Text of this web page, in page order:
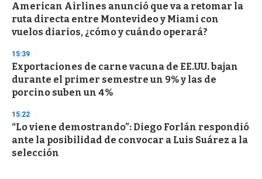
American Airlines anunció que va a retomar la
ruta directa entre Montevideo y Miami con
vuelos diarios, ¿cómo y cuándo operará?
15:39
Exportaciones de carne vacuna de EE.UU. bajan
durante el primer semestre un 9% y las de
porcino suben un 4%
15:22
“Lo viene demostrando”: Diego Forlán respondió
ante la posibilidad de convocar a Luis Suárez a la
selección